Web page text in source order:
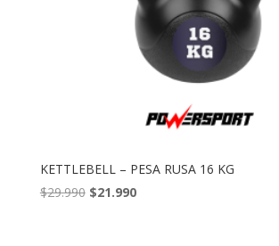
KETTLEBELL – PESA RUSA 16 KG
$29.990 El
$21.990El